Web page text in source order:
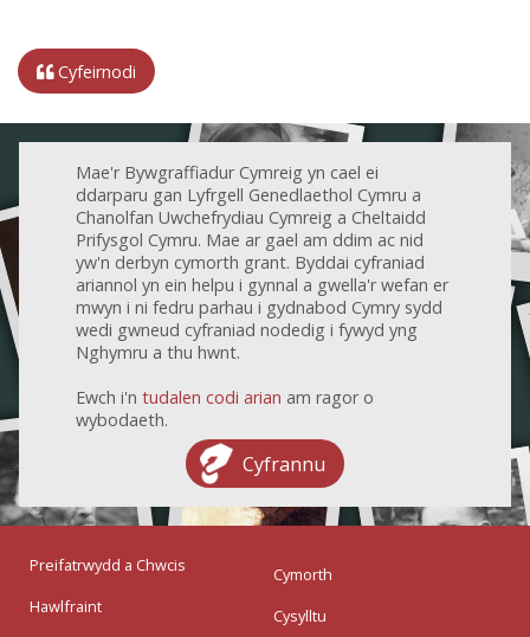
Cyfeirnodi
Mae'r Bywgraffiadur Cymreig yn cael ei
ddarparu gan Lyfrgell Genedlaethol Cymru a
Chanolfan Uwchefrydiau Cymreig a Cheltaidd
Prifysgol Cymru. Mae ar gael am ddim ac nid
yw'n derbyn cymorth grant. Byddai cyfraniad
ariannol yn ein helpu i gynnal a gwella'r wefan er
mwyn i ni fedru parhau i gydnabod Cymry sydd
wedi gwneud cyfraniad nodedig i fywyd yng
Nghymru a thu hwnt.
Ewch i'n tudalen codi arian am ragor o
wybodaeth.
Cyfrannu
Preifatrwydd a Chwcis
Hawlfraint
Cymorth
Cysylltu